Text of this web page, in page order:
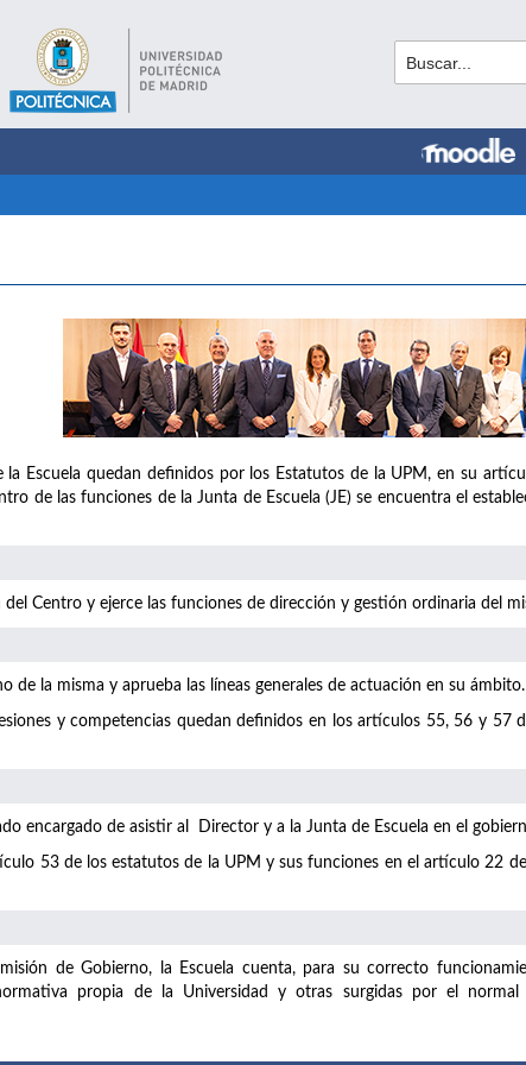
la Escuela quedan definidos por los Estatutos de la UPM, en su
de las funciones de la Junta de Escuela (JE) se encuentra el
Centro y ejerce las funciones de dirección y gestión ordinaria del
de la misma y aprueba las líneas generales de actuación en su ámbito.
y competencias quedan definidos en los artículos 55, 56 y 57
encargado de asistir al Director y a la Junta de Escuela en el
53 de los estatutos de la UPM y sus funciones en el artículo 22
de Gobierno, la Escuela cuenta, para su correcto
propia de la Universidad y otras surgidas por el normal